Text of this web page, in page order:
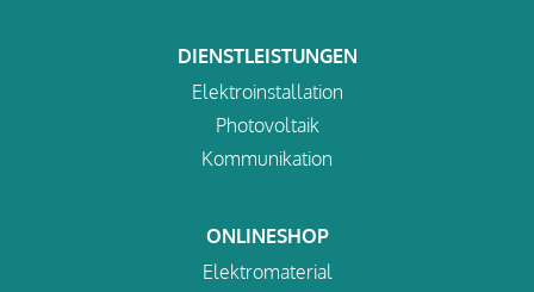
DIENSTLEISTUNGEN
Elektroinstallation
Photovoltaik
Kommunikation
ONLINESHOP
Elektromaterial